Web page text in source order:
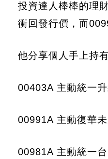
投資達人棒棒的理
衝回發行價，而
他分享個人手上持
00403A 主動統一
00991A 主動復華
00981A 主動統一